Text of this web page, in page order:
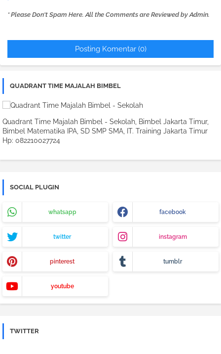
* Please Don't Spam Here. All the Comments are Reviewed by Admin.
Posting Komentar (0)
QUADRANT TIME MAJALAH BIMBEL
Quadrant Time Majalah Bimbel - Sekolah, Bimbel Jakarta Timur,
Bimbel Matematika IPA, SD SMP SMA, IT. Training Jakarta Timur
Hp: 082210027724
SOCIAL PLUGIN
whatsapp facebook
twitter instagram
pinterest tumblr
youtube
TWITTER